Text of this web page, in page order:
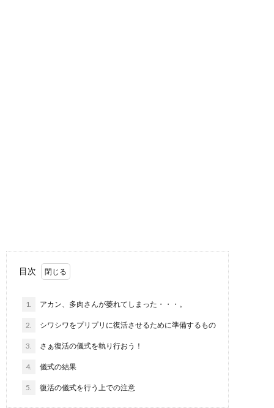
目次
1. アカン、多肉さんが萎れてしまった・・・。
2. シワシワをプリプリに復活させるために準備するもの
3. さぁ復活の儀式を執り行おう！
4. 儀式の結果
5. 復活の儀式を行う上での注意